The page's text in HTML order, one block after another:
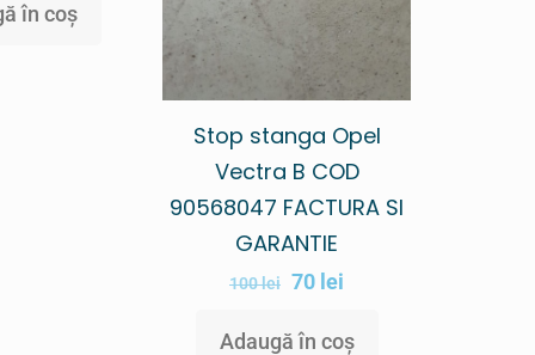
în coș
Stop stanga Opel
Vectra B COD
90568047 FACTURA SI
GARANTIE
100lei 70 lei
Adaugă în coș